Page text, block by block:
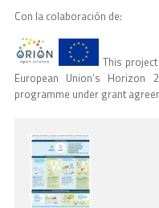
Con la colaboración de:
This
European Union’s Horizon
programme under grant